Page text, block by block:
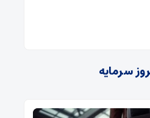
سرمایه